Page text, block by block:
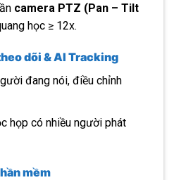
camera PTZ (Pan – Tilt
học ≥ 12x.
dõi & AI Tracking
đang nói, điều chỉnh
họp có nhiều người phát
mềm